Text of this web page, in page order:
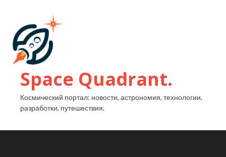
Space Quadrant.
Космический портал: новости, астрономия, технологии,
разработки, путешествия.